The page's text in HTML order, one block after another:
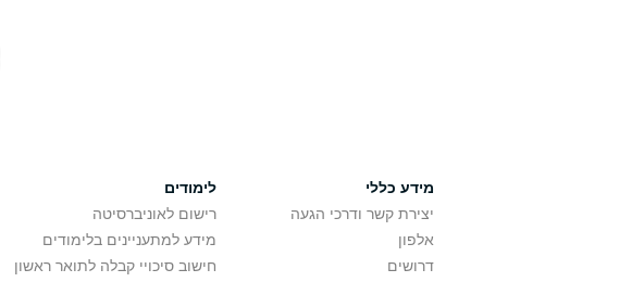
מידע כללי
יצירת קשר ודרכי הגעה
אלפון
דרושים
לימודים
רישום לאוניברסיטה
מידע למתעניינים בלימודים
חישוב סיכויי קבלה לתואר ראשון